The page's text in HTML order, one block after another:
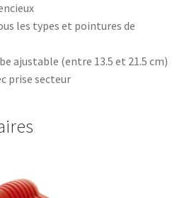
les types et pointures de
ajustable (entre 13.5 et 21.5 cm)
prise secteur